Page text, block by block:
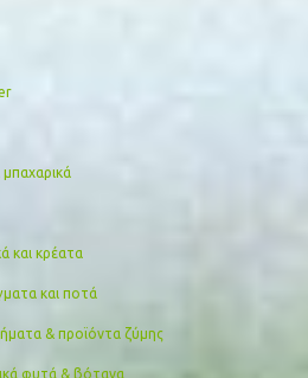
μπαχαρικά
και κρέατα
και ποτά
& προϊόντα ζύμης
φυτά & βότανα